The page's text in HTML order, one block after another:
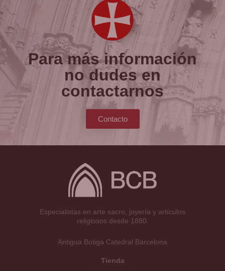
Para más información
no dudes en
contactarnos
Contacto
Especialistas en arte sacro, joyería y artículos
religiosos desde 1880.
Antigua Botiga Catedral Barcelona
Tienda